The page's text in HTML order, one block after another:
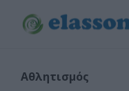
Αθλητισμός